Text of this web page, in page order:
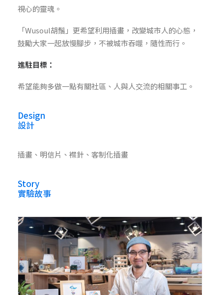
視心的靈魂。
「Wusoul胡鬚」更希望利用插畫，改變城市人的心態，
鼓勵大家一起放慢腳步，不被城市吞噬，隨性而行。
進駐目標：
希望能夠多做一點有關社區、人與人交流的相關事工。
Design
設計
插畫、明信片、襟針、客制化插畫
Story
實驗故事